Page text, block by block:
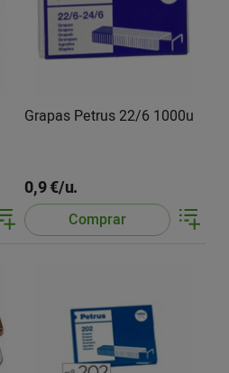
Grapas Petrus 22/6 1000u
0,9 €/u.
Comprar